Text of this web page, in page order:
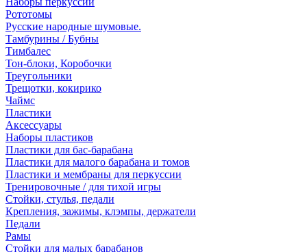
Рототомы
Русские народные шумовые.
Тамбурины / Бубны
Тимбалес
Тон-блоки, Коробочки
Треугольники
Трещотки, кокирико
Чаймс
Пластики
Аксессуары
Наборы пластиков
Пластики для бас-барабана
Пластики для малого барабана и томов
Пластики и мембраны для перкуссии
Тренировочные / для тихой игры
Стойки, стулья, педали
Крепления, зажимы, клэмпы, держатели
Педали
Рамы
Стойки для малых барабанов